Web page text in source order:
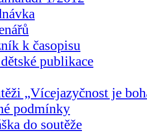
k časopisu
publikace
„Vícejazyčnost je
podmínky
do soutěže